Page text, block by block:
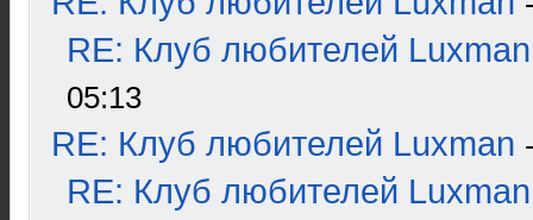
RE: Клуб любителей Luxman
05:13
RE: Клуб любителей Luxman
RE: Клуб любителей Luxman